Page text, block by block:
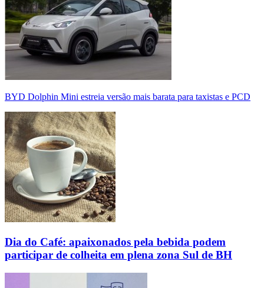
BYD Dolphin Mini estreia versão mais barata para taxistas e PCD
Dia do Café: apaixonados pela bebida podem
participar de colheita em plena zona Sul de BH